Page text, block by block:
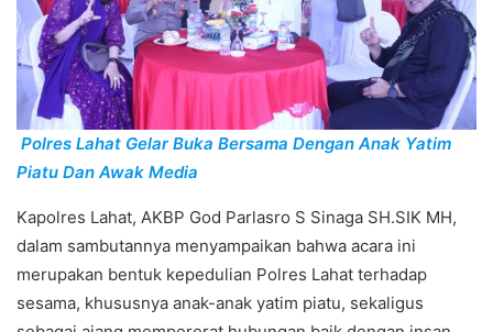
Polres Lahat Gelar Buka Bersama Dengan Anak Yatim
Piatu Dan Awak Media
Kapolres Lahat, AKBP God Parlasro S Sinaga SH.SIK MH,
dalam sambutannya menyampaikan bahwa acara ini
merupakan bentuk kepedulian Polres Lahat terhadap
sesama, khususnya anak-anak yatim piatu, sekaligus